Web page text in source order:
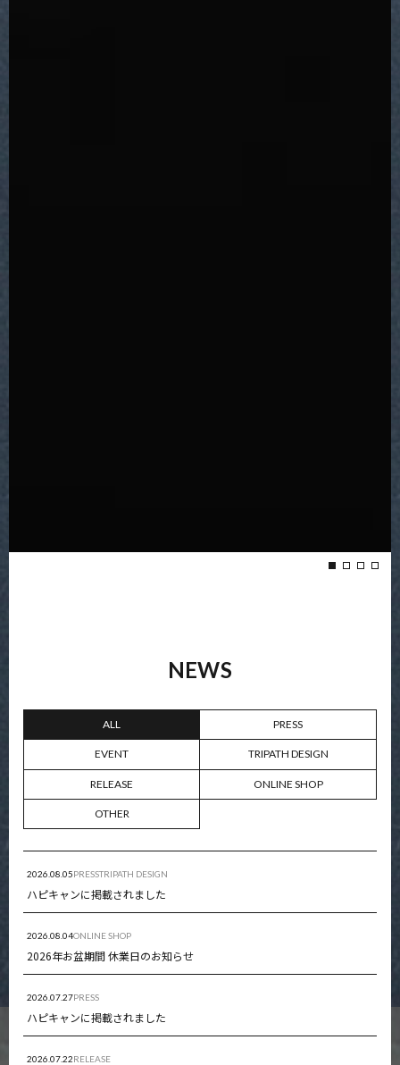
NEWS
ALL PRESS
EVENT TRIPATH DESIGN
RELEASE ONLINE SHOP
OTHER
2026.08.05PRESSTRIPATH DESIGN
ハピキャンに掲載されました
2026.08.04ONLINE SHOP
2026年お盆期間 休業日のお知らせ
2026.07.27PRESS
ハピキャンに掲載されました
2026.07.22RELEASE